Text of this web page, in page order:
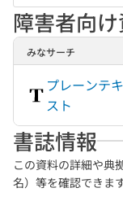
障害者向
みなサーチ
プレーンテキ
スト
書誌情報
この資料の詳細や典
名）等を確認できます